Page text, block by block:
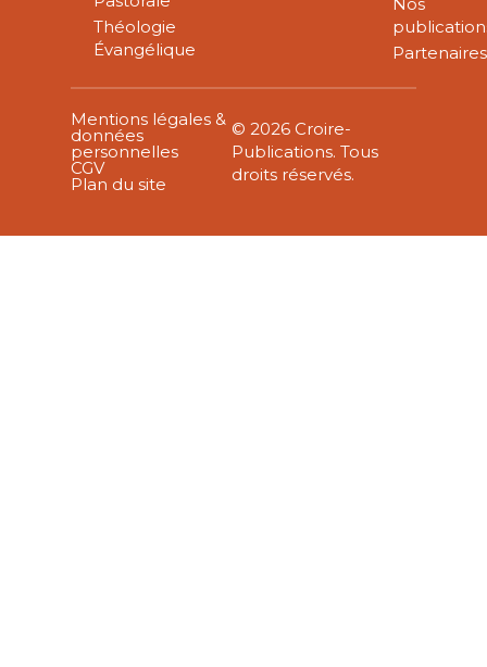
Théologie
Évangélique
Partenaires
Mentions légales &
données
personnelles
CGV
Plan du site
© 2026 Croire-
Publications. Tous
droits réservés.